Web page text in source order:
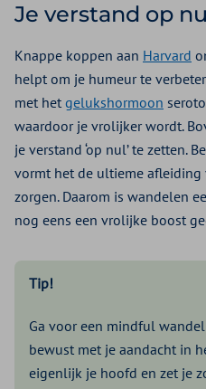
Je verstand op
Knappe koppen aan Harvard
helpt om je humeur te
met het gelukshormoon
waardoor je vrolijker wordt.
je verstand ‘op nul’ te zetten.
vormt het de ultieme afleiding
zorgen. Daarom is wandelen
nog eens een vrolijke boost
Tip!
Ga voor een mindful
bewust met je aandacht in
eigenlijk je hoofd en zet je